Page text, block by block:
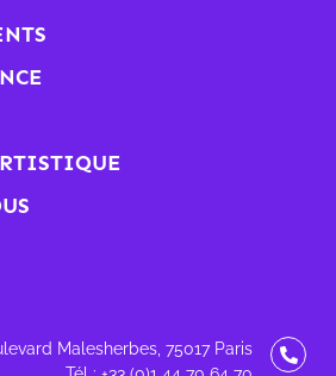
Malesherbes, 75017 Paris